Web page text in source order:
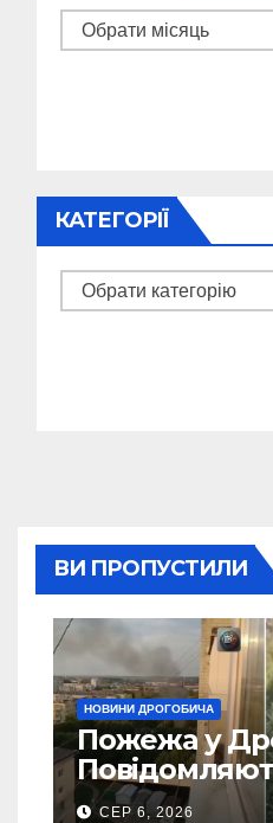
Архіви
КАТЕГОРІЇ
Категорії
ВИ ПРОПУСТИЛИ
НОВИНИ ДРОГОБИЧА
Пожежа у
5 гаражів
СЕР 6, 2026